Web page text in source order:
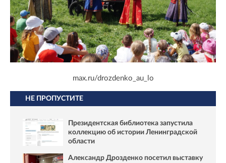
max.ru/drozdenko_au_lo
НЕ ПРОПУСТИТЕ
Президентская библиотека запустила
коллекцию об истории Ленинградской
области
Александр Дрозденко посетил выставку